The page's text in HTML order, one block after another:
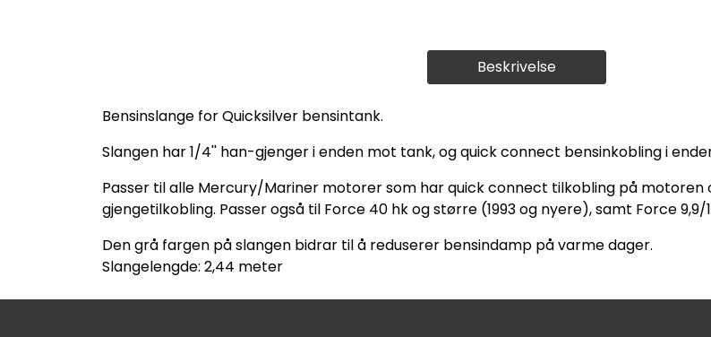
Beskrivelse
Bensinslange for Quicksilver bensintank.
Slangen har 1/4'' han-gjenger i enden mot tank, og quick connect bensinkobling i
Passer til alle Mercury/Mariner motorer som har quick connect tilkobling på motoren
gjengetilkobling. Passer også til Force 40 hk og større (1993 og nyere), samt Force 9,9/
Den grå fargen på slangen bidrar til å reduserer bensindamp på varme dager.
Slangelengde: 2,44 meter